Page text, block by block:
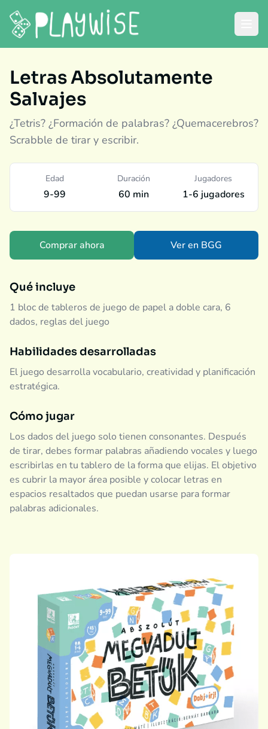
Letras Absolutamente
Salvajes
¿Tetris? ¿Formación de palabras? ¿Quemacerebros?
Scrabble de tirar y escribir.
Edad
9-99
Duración
60 min
Jugadores
1-6 jugadores
Comprar ahora Ver en BGG
Qué incluye
1 bloc de tableros de juego de papel a doble cara, 6
dados, reglas del juego
Habilidades desarrolladas
El juego desarrolla vocabulario, creatividad y planificación
estratégica.
Cómo jugar
Los dados del juego solo tienen consonantes. Después
de tirar, debes formar palabras añadiendo vocales y luego
escribirlas en tu tablero de la forma que elijas. El objetivo
es cubrir la mayor área posible y colocar letras en
espacios resaltados que puedan usarse para formar
palabras adicionales.